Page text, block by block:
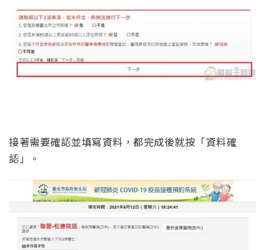
接著需要確認並填寫資料，都完成後就按「資料確
認」。